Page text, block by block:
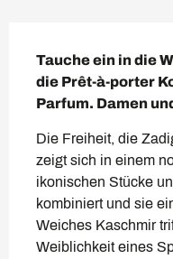
Tauche ein in die
die Prêt-à-porter
Parfum. Damen
Die Freiheit, die
zeigt sich in einem
ikonischen Stücke
kombiniert und sie
Weiches Kaschmir
Weiblichkeit eines